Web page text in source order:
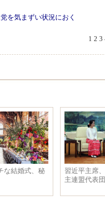
を気まずい状況におく
1 2 3
習近平主席がパンチェン
ドニ・チュキ・ジャブの